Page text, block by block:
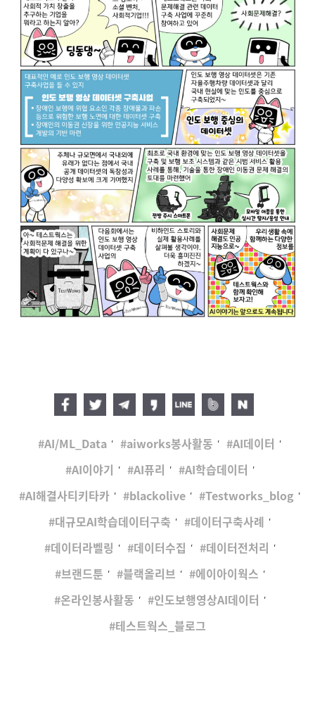
AI/ML_Data , aiworks봉사활동 , AI데이터 ,
AI이야기 , AI퓨리 , AI학습데이터 ,
AI해결사티키타카 , blackolive , Testworks_blog ,
대규모AI학습데이터구축 , 데이터구축사례 ,
데이터라벨링 , 데이터수집 , 데이터전처리 ,
브랜드툰 , 블랙올리브 , 에이아이웍스 ,
온라인봉사활동 , 인도보행영상AI데이터 ,
테스트웍스_블로그